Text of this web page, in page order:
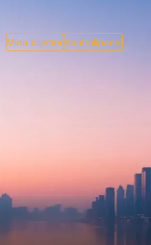
Mina biljetterKontrollpanel